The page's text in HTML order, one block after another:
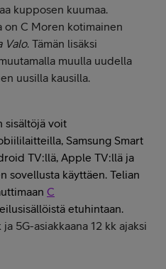
kupposen kuumaa.
C Moren kotimainen
Valo. Tämän lisäksi
muulla uudella
uusilla kausilla.
sisältöjä voit
Samsung Smart
TV:llä, Apple TV:llä ja
sovellusta käyttäen. Telian
C
etuhintaan.
5G-asiakkaana 12 kk ajaksi